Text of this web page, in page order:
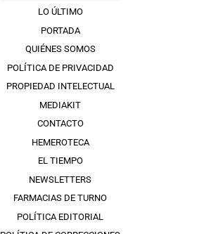
LO ÚLTIMO
PORTADA
QUIÉNES SOMOS
POLÍTICA DE PRIVACIDAD
PROPIEDAD INTELECTUAL
MEDIAKIT
CONTACTO
HEMEROTECA
EL TIEMPO
NEWSLETTERS
FARMACIAS DE TURNO
POLÍTICA EDITORIAL